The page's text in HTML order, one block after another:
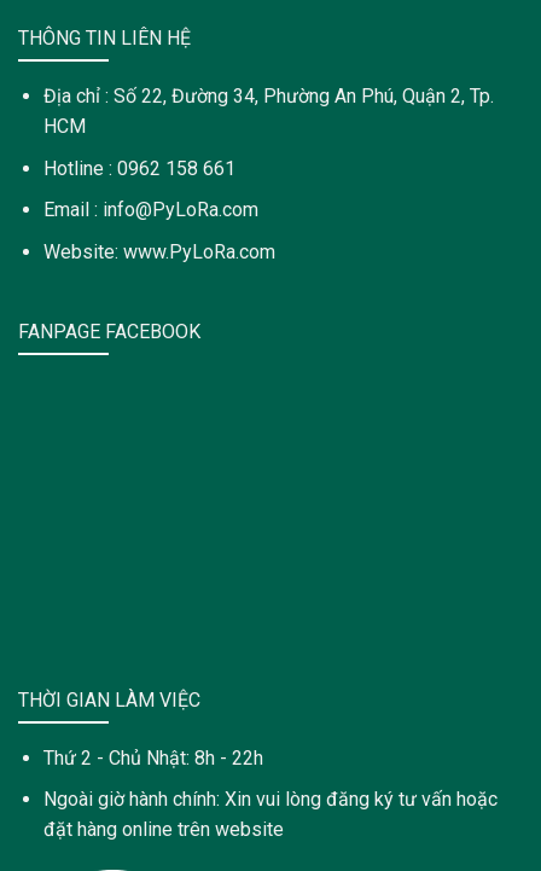
THÔNG TIN LIÊN HỆ
Địa chỉ : Số 22, Đường 34, Phường An Phú, Quận 2, Tp.
HCM
Hotline : 0962 158 661
Email : info@PyLoRa.com
Website: www.PyLoRa.com
FANPAGE FACEBOOK
THỜI GIAN LÀM VIỆC
Thứ 2 - Chủ Nhật: 8h - 22h
Ngoài giờ hành chính: Xin vui lòng đăng ký tư vấn hoặc
đặt hàng online trên website